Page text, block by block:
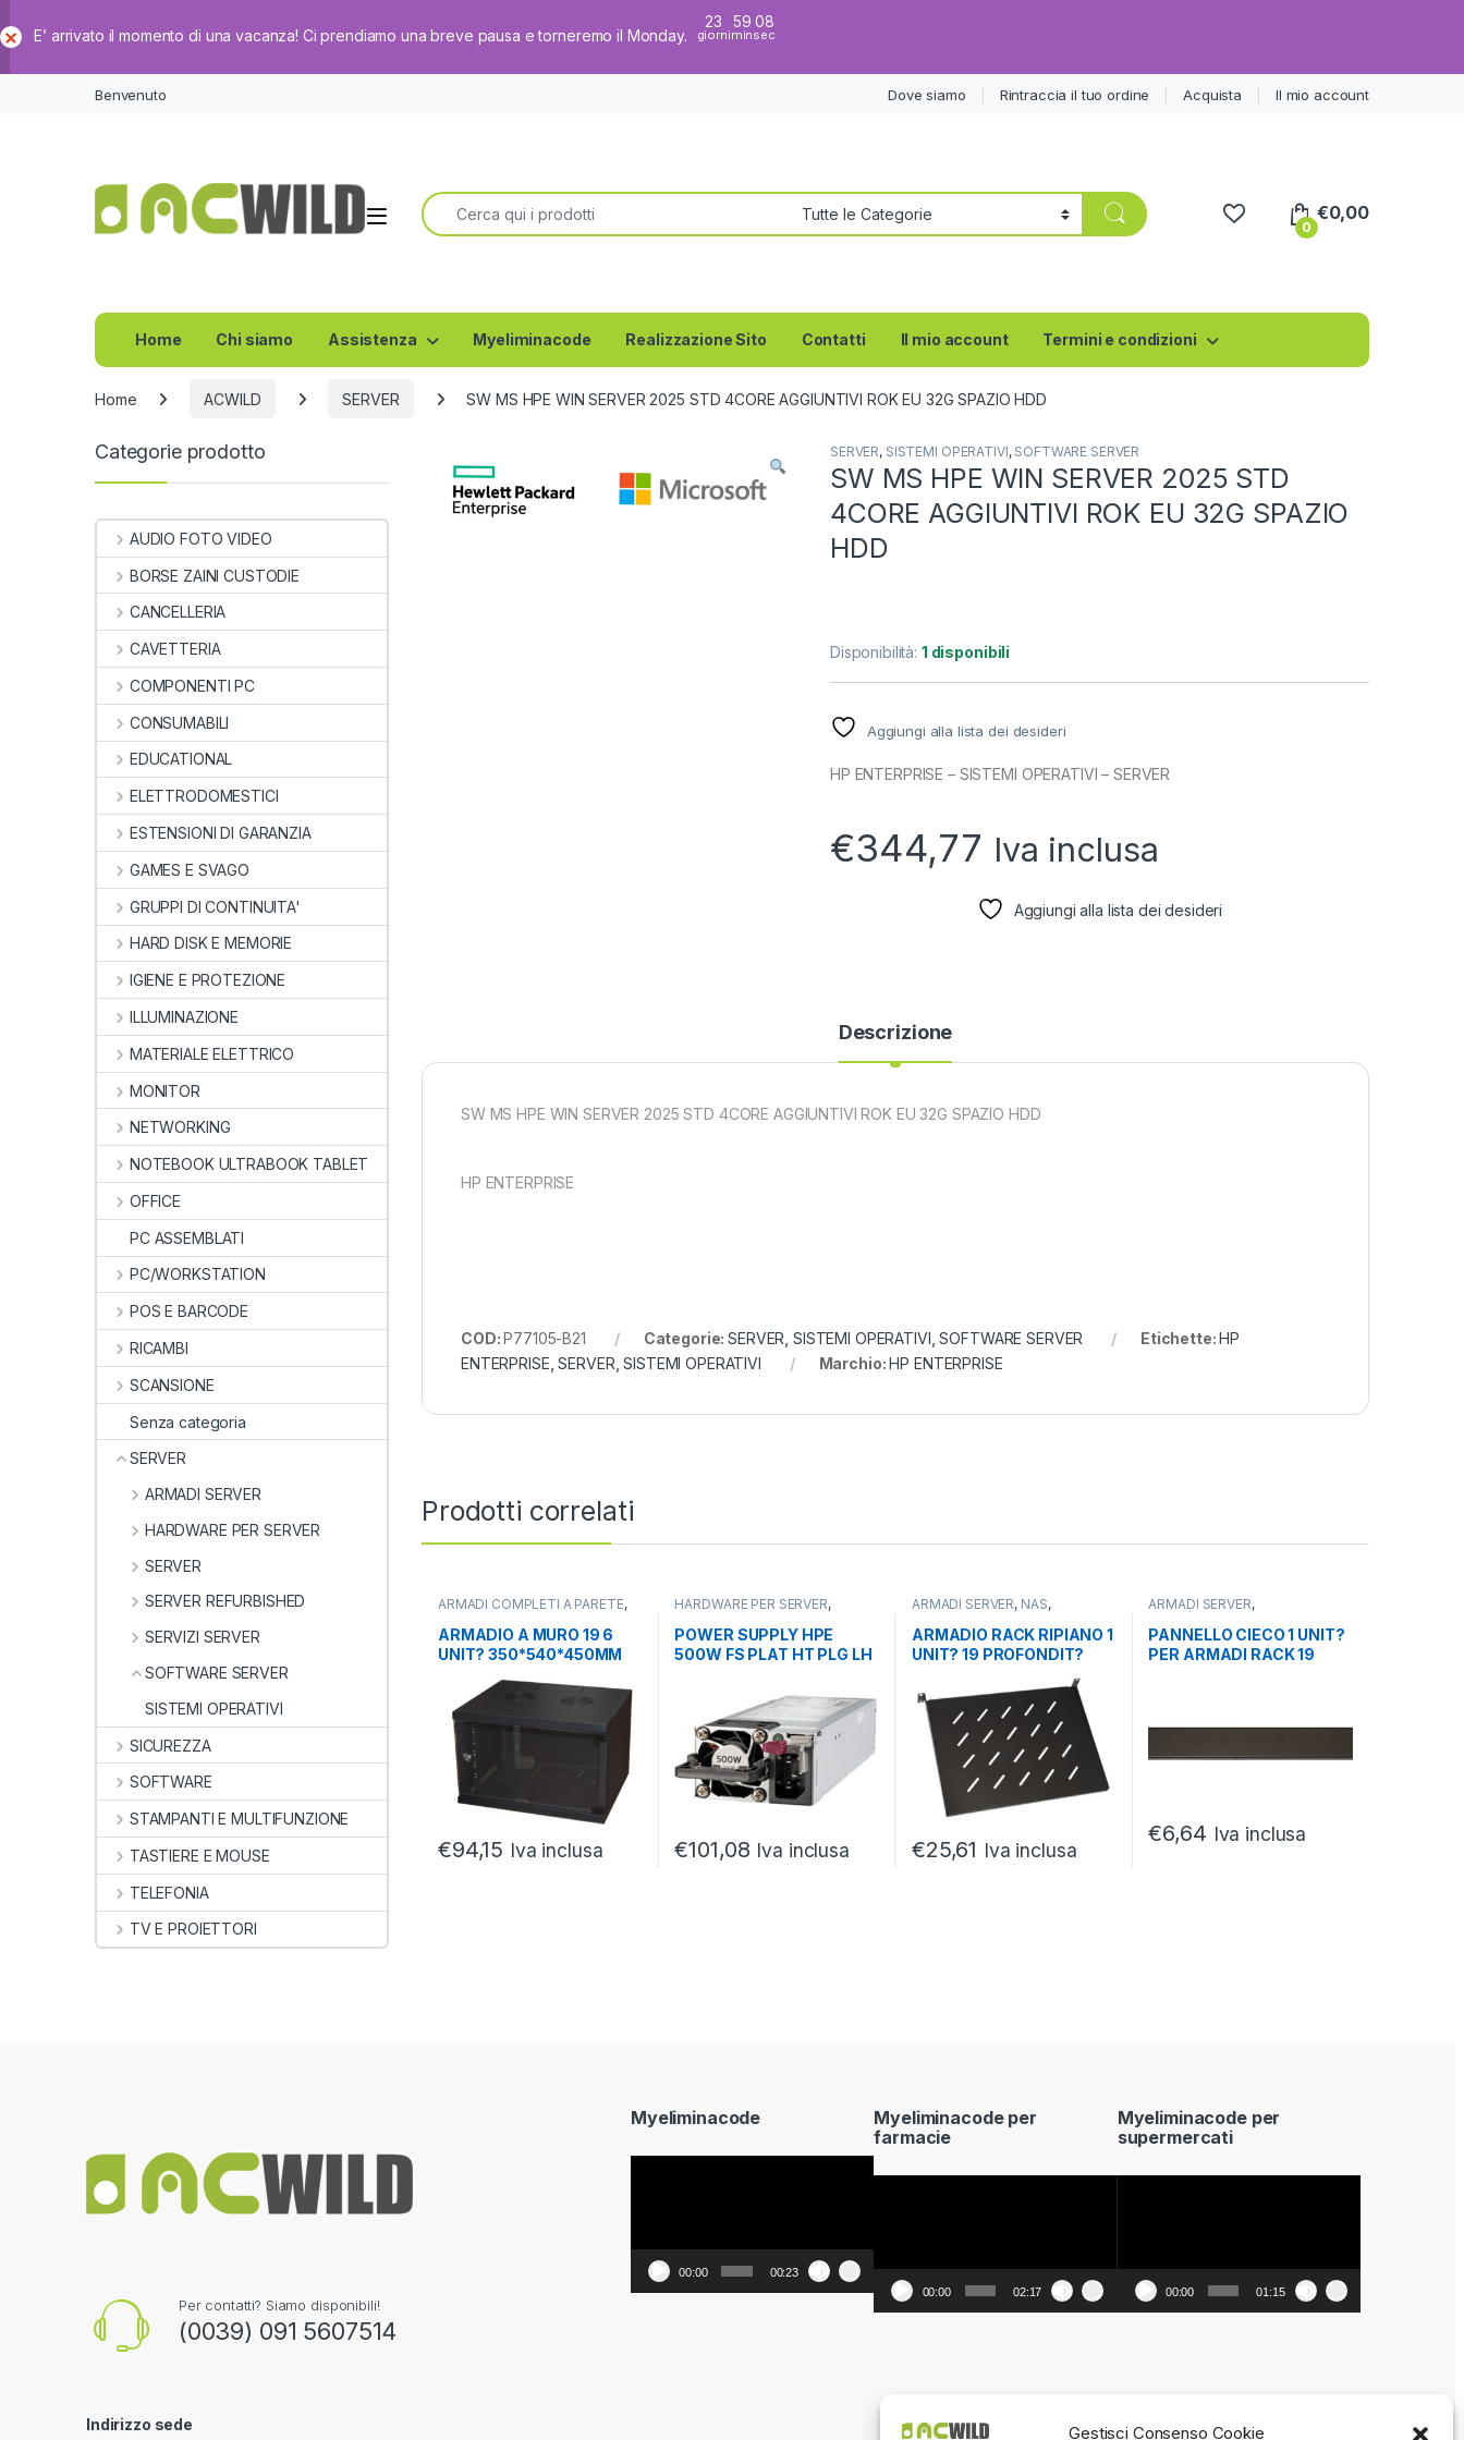
Gestisci Consenso Cookie
E’ arrivato il momento di una vacanza! Ci prendiamo una breve pausa e torneremo il Monday.
23
giorni
59
min
08
sec
Benvenuto Dove siamo Rintraccia il tuo ordine Acquista Il mio account
Ricerca per:
0
€0,00
Home Chi siamo Assistenza Myeliminacode Realizzazione Sito Contatti Il mio account Termini e condizioni
Home ACWILD SERVER SW MS HPE WIN SERVER 2025 STD 4CORE AGGIUNTIVI ROK EU 32G SPAZIO HDD
SERVER, SISTEMI OPERATIVI, SOFTWARE SERVER
SW MS HPE WIN SERVER 2025 STD
4CORE AGGIUNTIVI ROK EU 32G SPAZIO
HDD
Disponibilità: 1 disponibili
Aggiungi alla lista dei desideri
HP ENTERPRISE – SISTEMI OPERATIVI – SERVER
€344,77 Iva inclusa
Aggiungi alla lista dei desideri
Descrizione
SW MS HPE WIN SERVER 2025 STD 4CORE AGGIUNTIVI ROK EU 32G SPAZIO HDD
HP ENTERPRISE
COD:P77105-B21 Categorie:SERVER,SISTEMI OPERATIVI,SOFTWARE SERVER Etichette:HP
ENTERPRISE,SERVER,SISTEMI OPERATIVI Marchio:HP ENTERPRISE
Prodotti correlati
ARMADI COMPLETI A PARETE,
ARMADIO A MURO 19 6
UNIT? 350*540*450MM
€94,15 Iva inclusa
HARDWARE PER SERVER,
POWER SUPPLY HPE
500W FS PLAT HT PLG LH
€101,08 Iva inclusa
ARMADI SERVER, NAS,
PARTI/ACCESSORI ARMADI,
RACK,SERVER
ARMADIO RACK RIPIANO 1
UNIT? 19 PROFONDIT?
NERO
€25,61 Iva inclusa
ARMADI SERVER,
PARTI/ACCESSORI ARMADI
SERVER
PANNELLO CIECO 1 UNIT?
PER ARMADI RACK 19
€6,64 Iva inclusa
Categorie prodotto
AUDIO FOTO VIDEO
BORSE ZAINI CUSTODIE
CANCELLERIA
CAVETTERIA
COMPONENTI PC
CONSUMABILI
EDUCATIONAL
ELETTRODOMESTICI
ESTENSIONI DI GARANZIA
GAMES E SVAGO
GRUPPI DI CONTINUITA'
HARD DISK E MEMORIE
IGIENE E PROTEZIONE
ILLUMINAZIONE
MATERIALE ELETTRICO
MONITOR
NETWORKING
NOTEBOOK ULTRABOOK TABLET
OFFICE
PC ASSEMBLATI
PC/WORKSTATION
POS E BARCODE
RICAMBI
SCANSIONE
Senza categoria
SERVER
ARMADI SERVER
HARDWARE PER SERVER
SERVER
SERVER REFURBISHED
SERVIZI SERVER
SOFTWARE SERVER
SISTEMI OPERATIVI
SICUREZZA
SOFTWARE
STAMPANTI E MULTIFUNZIONE
TASTIERE E MOUSE
TELEFONIA
TV E PROIETTORI
Per contatti? Siamo disponibili!
(0039) 091 5607514
Indirizzo sede
Myeliminacode
00:00 00:23
Myeliminacode per
farmacie
00:00 02:17
Myeliminacode per
supermercati
00:00 01:15